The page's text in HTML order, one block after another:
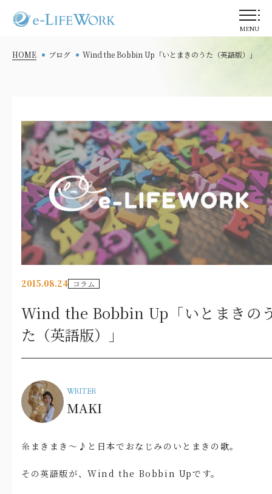
MENU
HOME ブログ Wind the Bobbin Up「いとまきのうた（英語版）」
2015.08.24 コラム
Wind the Bobbin Up「いとまきの
た（英語版）」
WRITER
MAKI
糸まきまき～♪と日本でおなじみのいとまきの歌。
その英語版が、Wind the Bobbin Upです。